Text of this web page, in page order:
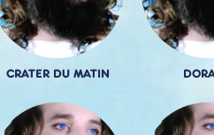
CRATER DU MATIN